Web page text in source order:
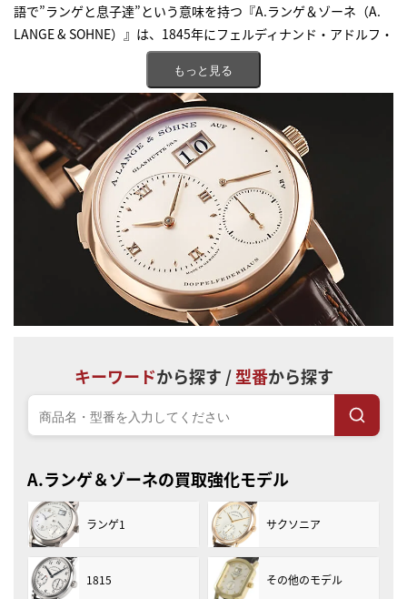
語で”ランゲと息子達”という意味を持つ『A.ランゲ＆ゾーネ（A.
LANGE & SOHNE）』は、1845年にフェルディナンド・アドルフ・
ランゲがドイツ東部のザクセン州グラスヒュッテに開設した時計
工房が始まりのブランドです。ドイツ時計産業のメッカとなった
グラスヒュッテの街と共に発展を遂げましたが、第二次世界大戦
により製造工場を焼失し、敗戦後は旧東ドイツ国家への接収など
で活動は休止。
しかし、東西ドイツ統一を経た1994年に、「ランゲ1」「サクソニ
ア」「プール・ル・メリット」「アーケード」の4型の復興モデル
を発表し、約50年間の沈黙を破りブランドが再スタートします。
現在は、パーツまで自社生産する'完全マニュファクチュール'とし
て、グラスヒュッテの伝統的な時計製造技法をベースに職人の手作
業による細工が施された数多くの傑作時計を発表し、ドイツを代
表する高級時計ブランドとして唯一無二の存在となっています。
最高品質の素材が使われ、外装だけでなくムーブメントにまで細か
計は、歴史や価値をしっかりと把握していないと査定額に大きな
差が出てしまうブランドでもあります。
宝石広場では、創業より現在まで数多くの商品を取扱ってきまし
もっと見る
キーワードから探す /型番から探す
A.ランゲ＆ゾーネの買取強化モデル
ランゲ1 サクソニア
1815 その他のモデル